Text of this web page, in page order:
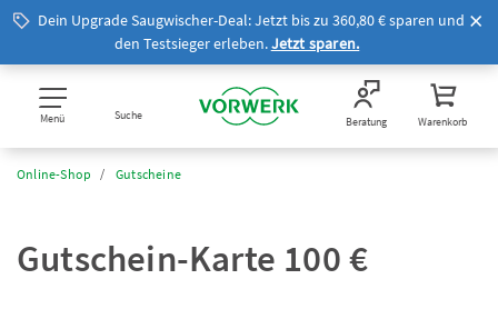
Dein Upgrade Saugwischer-Deal: Jetzt bis zu 360,80 € sparen und
den Testsieger erleben.Jetzt sparen.
Menü Suche Beratung Warenkorb
Online-Shop Gutscheine
Gutschein-Karte 100 €